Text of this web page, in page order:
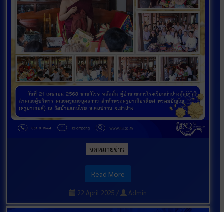
จดหมายข่าว
Read More
22 April 2025 / Admin